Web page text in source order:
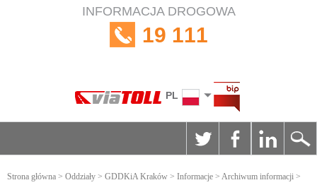
INFORMACJA DROGOWA
19 111
PL
Strona główna > Oddziały > GDDKiA Kraków > Informacje > Archiwum informacji >